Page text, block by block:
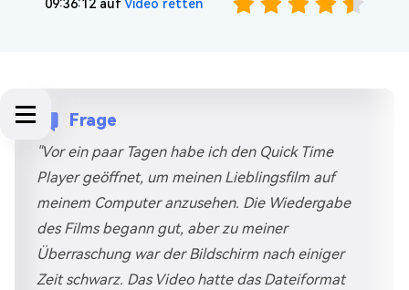
09:36:12 aufVideo retten
Frage
"Vor ein paar Tagen habe ich den Quick Time
Player geöffnet, um meinen Lieblingsfilm auf
meinem Computer anzusehen. Die Wiedergabe
des Films begann gut, aber zu meiner
Überraschung war der Bildschirm nach einiger
Zeit schwarz. Das Video hatte das Dateiformat